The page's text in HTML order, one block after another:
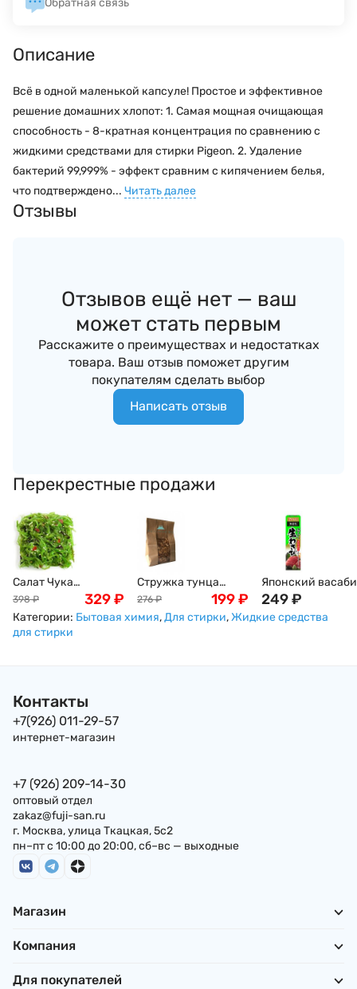
Обратная связь
Описание
Всё в одной маленькой капсуле! Простое и эффективное
решение домашних хлопот: 1. Самая мощная очищающая
способность - 8-кратная концентрация по сравнению с
жидкими средствами для стирки Pigeon. 2. Удаление
бактерий 99,999% - эффект сравним с кипячением белья,
что подтверждено... Читать далее
Отзывы
Отзывов ещё нет — ваш
может стать первым
Расскажите о преимуществах и недостатках
товара. Ваш отзыв поможет другим
покупателям сделать выбор
Написать отзыв
Перекрестные продажи
Салат Чука
(замороженный) ,
1кг
398 ₽ 329₽
Стружка тунца
Бонито (Bonito), 50г
276 ₽ 199₽
Японский васаби
House в тюбике,
249₽
Категории: Бытовая химия,Для стирки,Жидкие средства
для стирки
Контакты
+7(926) 011-29-57
интернет-магазин
+7 (926) 209-14-30
оптовый отдел
zakaz@fuji-san.ru
г. Москва, улица Ткацкая, 5с2
пн–пт с 10:00 до 20:00, сб–вс — выходные
Магазин
Компания
Для покупателей